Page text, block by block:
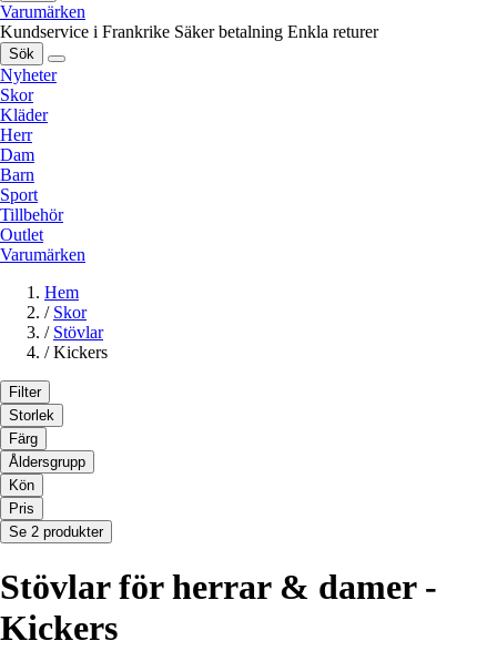
Varumärken
Kundservice i Frankrike Säker betalning Enkla returer
Sök
Nyheter
Skor
Kläder
Herr
Dam
Barn
Sport
Tillbehör
Outlet
Varumärken
Hem
/ Skor
/ Stövlar
/ Kickers
Filter
Storlek
Färg
Åldersgrupp
Kön
Pris
Se 2 produkter
Stövlar för herrar & damer -
Kickers